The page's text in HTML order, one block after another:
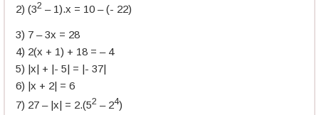
2) (32 – 1).x = 10 – (- 22)
3) 7 – 3x = 28
4) 2(x + 1) + 18 = – 4
5) |x| + |- 5| = |- 37|
6) |x + 2| = 6
7) 27 – |x| = 2.(52 – 24)